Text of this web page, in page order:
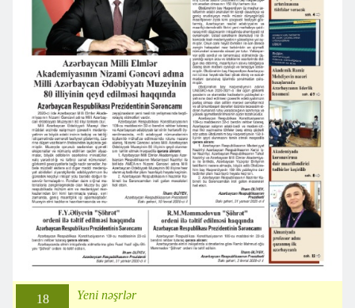
18
Yeni nəşrlər